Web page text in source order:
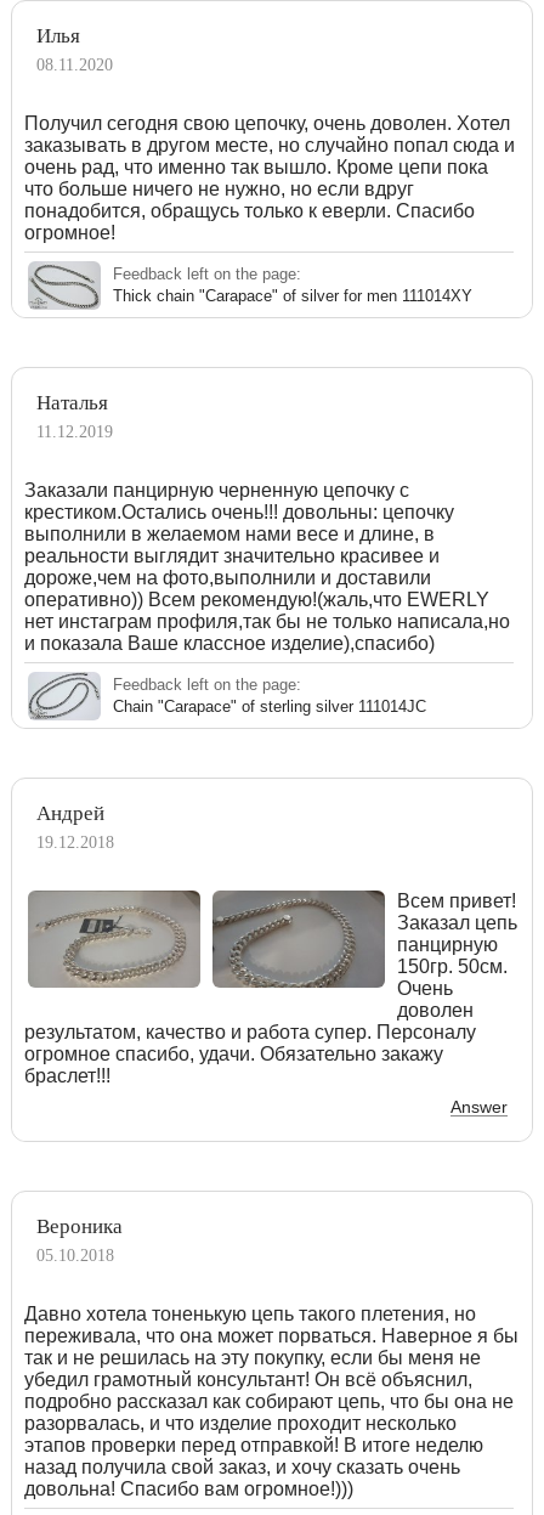
Илья
08.11.2020
Получил сегодня свою цепочку, очень доволен. Хотел
заказывать в другом месте, но случайно попал сюда и
очень рад, что именно так вышло. Кроме цепи пока
что больше ничего не нужно, но если вдруг
понадобится, обращусь только к еверли. Спасибо
огромное!
Feedback left on the page:
Thick chain "Carapace" of silver for men 111014XY
Наталья
11.12.2019
Заказали панцирную черненную цепочку с
крестиком.Остались очень!!! довольны: цепочку
выполнили в желаемом нами весе и длине, в
реальности выглядит значительно красивее и
дороже,чем на фото,выполнили и доставили
оперативно)) Всем рекомендую!(жаль,что EWERLY
нет инстаграм профиля,так бы не только написала,но
и показала Ваше классное изделие),спасибо)
Feedback left on the page:
Chain "Carapace" of sterling silver 111014JC
Андрей
19.12.2018
Всем привет!
Заказал цепь
панцирную
150гр. 50см.
Очень
доволен
результатом, качество и работа супер. Персоналу
огромное спасибо, удачи. Обязательно закажу
браслет!!!
Answer
Вероника
05.10.2018
Давно хотела тоненькую цепь такого плетения, но
переживала, что она может порваться. Наверное я бы
так и не решилась на эту покупку, если бы меня не
убедил грамотный консультант! Он всё объяснил,
подробно рассказал как собирают цепь, что бы она не
разорвалась, и что изделие проходит несколько
этапов проверки перед отправкой! В итоге неделю
назад получила свой заказ, и хочу сказать очень
довольна! Спасибо вам огромное!)))